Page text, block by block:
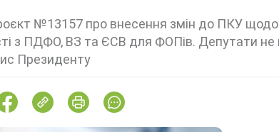
№13157 про внесення змін до ПКУ
з ПДФО, ВЗ та ЄСВ для ФОПів. Депутати не
Президенту